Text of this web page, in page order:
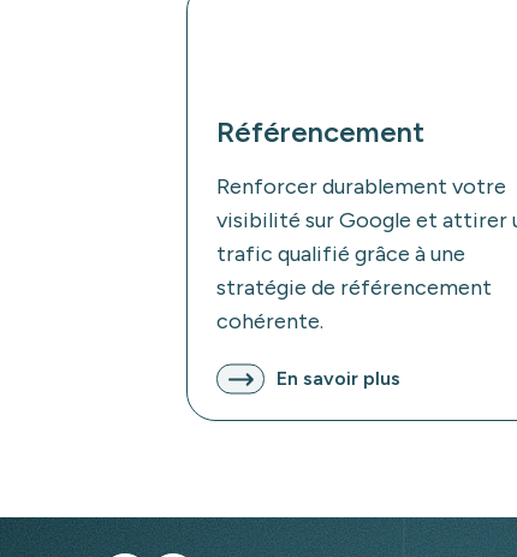
Référencement
Renforcer durablement votre
visibilité sur Google et attirer
trafic qualifié grâce à une
stratégie de référencement
cohérente.
En savoir plus